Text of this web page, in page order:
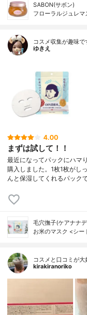
SABON(サボン)
フローラルジュレマ
コスメ収集が趣味で
ゆきえ
4.00
まずは試して！！
最近になってパックにハマ
購入しました。1枚1枚がし
んと保湿してくれるパック
毛穴撫子(ケアナナ
お米のマスク <シー
コスメと口コミが
kirakiranoriko